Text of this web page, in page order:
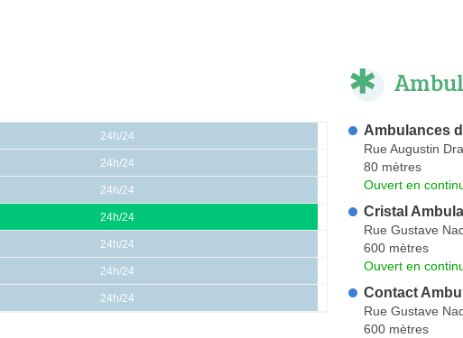
24h/24
24h/24
24h/24
24h/24
24h/24
24h/24
24h/24
Ambulances
Rue Augustin
80 mètres
Ouvert en
Cristal
Rue Gustave
600 mètres
Ouvert en
Contact
Rue Gustave
600 mètres